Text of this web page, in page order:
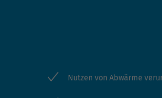
Nutzen von Abwärme